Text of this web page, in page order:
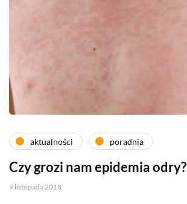
aktualności poradnia
Czy grozi nam epidemia odry?
9 listopada 2018